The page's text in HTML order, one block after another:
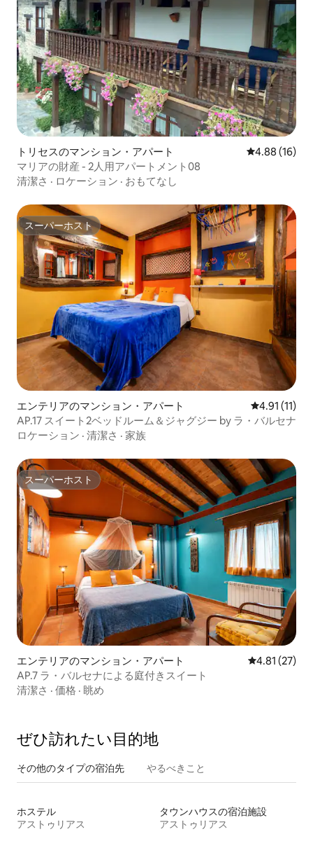
トリセスのマンション・アパート レビュー16
4.88 (16)
マリアの財産 - 2人用アパートメント08
清潔さ · ロケーション · おもてなし
スーパーホスト
スーパーホスト
エンテリアのマンション・アパート レビュー11
4.91 (11)
AP.17 スイート2ベッドルーム＆ジャグジー by ラ・バルセナ
ロケーション · 清潔さ · 家族
スーパーホスト
スーパーホスト
エンテリアのマンション・アパート レビュー27
4.81 (27)
AP.7 ラ・バルセナによる庭付きスイート
清潔さ · 価格 · 眺め
ぜひ訪⁠れ⁠た⁠い目⁠的⁠地
その他のタ⁠イ⁠プ⁠の宿⁠泊⁠先 やるべきこと
ホステル
アストゥリアス
タウンハウスの宿泊施設
アストゥリアス